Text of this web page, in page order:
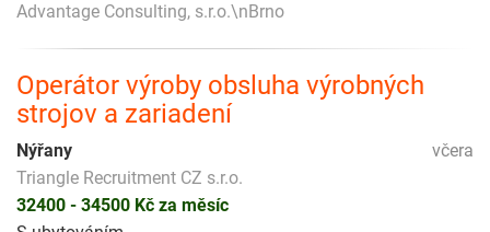
Advantage Consulting, s.r.o.\nBrno
Operátor výroby obsluha výrobných
strojov a zariadení
včera
Nýřany
Triangle Recruitment CZ s.r.o.
32400 - 34500 Kč za měsíc